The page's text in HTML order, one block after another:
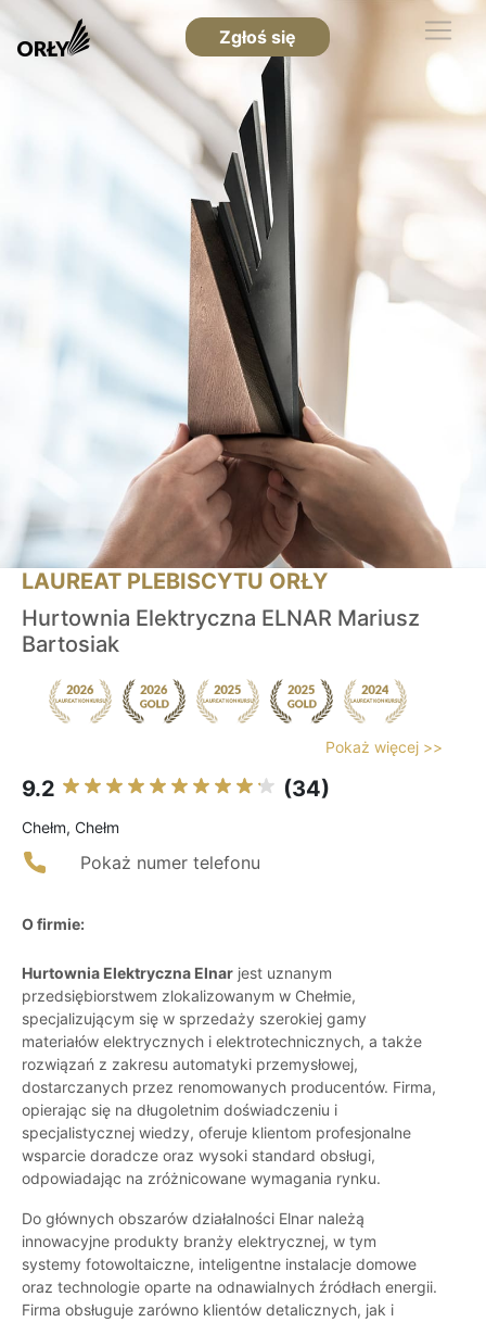
Zgłoś się
LAUREAT PLEBISCYTU ORŁY
Hurtownia Elektryczna ELNAR Mariusz
Bartosiak
Pokaż więcej >>
9.2 (34)
Chełm, Chełm
Pokaż numer telefonu
O firmie:
Hurtownia Elektryczna Elnar jest uznanym
przedsiębiorstwem zlokalizowanym w Chełmie,
specjalizującym się w sprzedaży szerokiej gamy
materiałów elektrycznych i elektrotechnicznych, a także
rozwiązań z zakresu automatyki przemysłowej,
dostarczanych przez renomowanych producentów. Firma,
opierając się na długoletnim doświadczeniu i
specjalistycznej wiedzy, oferuje klientom profesjonalne
wsparcie doradcze oraz wysoki standard obsługi,
odpowiadając na zróżnicowane wymagania rynku.
Do głównych obszarów działalności Elnar należą
innowacyjne produkty branży elektrycznej, w tym
systemy fotowoltaiczne, inteligentne instalacje domowe
oraz technologie oparte na odnawialnych źródłach energii.
Firma obsługuje zarówno klientów detalicznych, jak i